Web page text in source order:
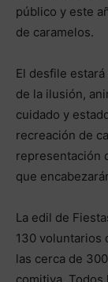
público y este
de caramelos.
El desfile
de la ilusión,
cuidado y
recreación de
representación
que
La edil de
130 voluntarios
las cerca de